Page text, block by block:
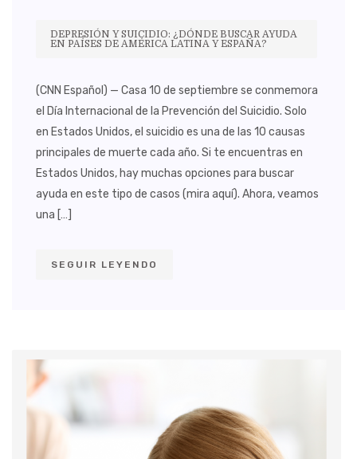
DEPRESIÓN Y SUICIDIO: ¿DÓNDE BUSCAR AYUDA
EN PAÍSES DE AMÉRICA LATINA Y ESPAÑA?
(CNN Español) — Casa 10 de septiembre se conmemora
el Día Internacional de la Prevención del Suicidio. Solo
en Estados Unidos, el suicidio es una de las 10 causas
principales de muerte cada año. Si te encuentras en
Estados Unidos, hay muchas opciones para buscar
ayuda en este tipo de casos (mira aquí). Ahora, veamos
una […]
SEGUIR LEYENDO